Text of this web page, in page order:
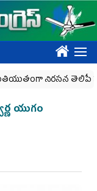
????
నిరసన తెలిపే
యుగం